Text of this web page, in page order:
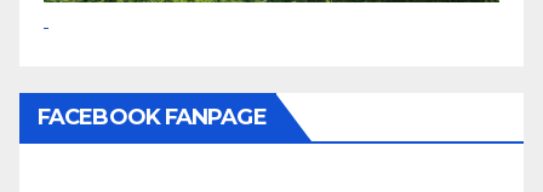
FACEBOOK FANPAGE